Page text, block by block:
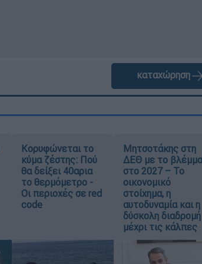
καταχώρηση
Κορυφώνεται το
κύμα ζέστης: Πού
θα δείξει 40αρια
το θερμόμετρο -
Οι περιοχές σε red
code
Μητσοτάκης στη
ΔΕΘ με το
στο 2027 – Το
οικονομικό
στοίχημα, η
αυτοδυναμία και η
δύσκολη διαδρομή
μέχρι τις κάλπες